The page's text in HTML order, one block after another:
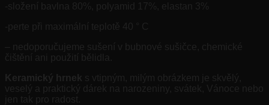
-složení bavlna 80%, polyamid 17%, elastan 3%
-perte při maximální teplotě 40 ° C
– nedoporučujeme sušení v bubnové sušičce, chemické
čištění ani použití bělidla.
Keramický hrnek
s vtipným, milým obrázkem je skvělý,
veselý a praktický dárek na narozeniny, svátek, Vánoce nebo
jen tak pro radost.